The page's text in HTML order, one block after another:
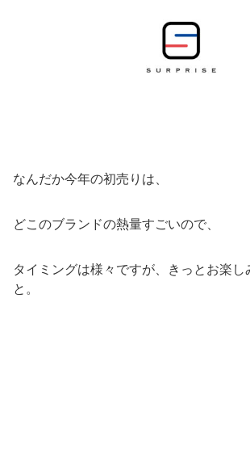
なんだか今年の初売りは、
どこのブランドの熱量すごいので、
タイミングは様々ですが、きっとお楽し
と。